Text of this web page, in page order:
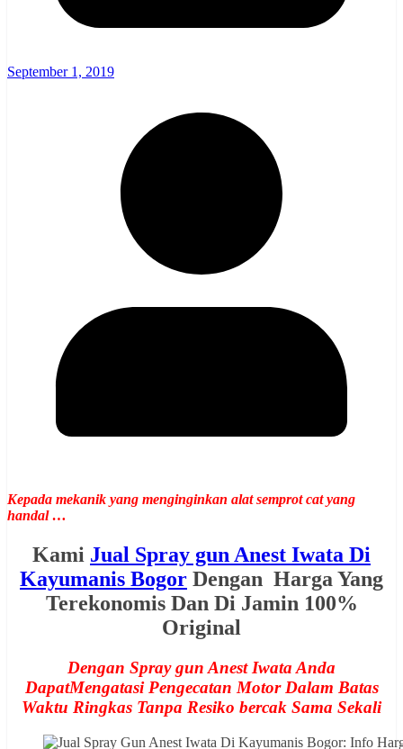
September 1, 2019
Kepada mekanik yang menginginkan alat semprot cat yang
handal …
Kami Jual Spray gun Anest Iwata Di
Kayumanis Bogor Dengan Harga Yang
Terekonomis Dan Di Jamin 100%
Original
Dengan Spray gun Anest Iwata Anda
DapatMengatasi Pengecatan Motor Dalam Batas
Waktu Ringkas Tanpa Resiko bercak Sama Sekali